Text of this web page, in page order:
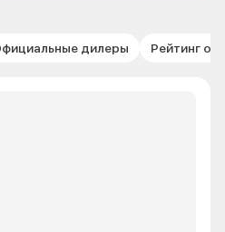
дилеры Рейтинг